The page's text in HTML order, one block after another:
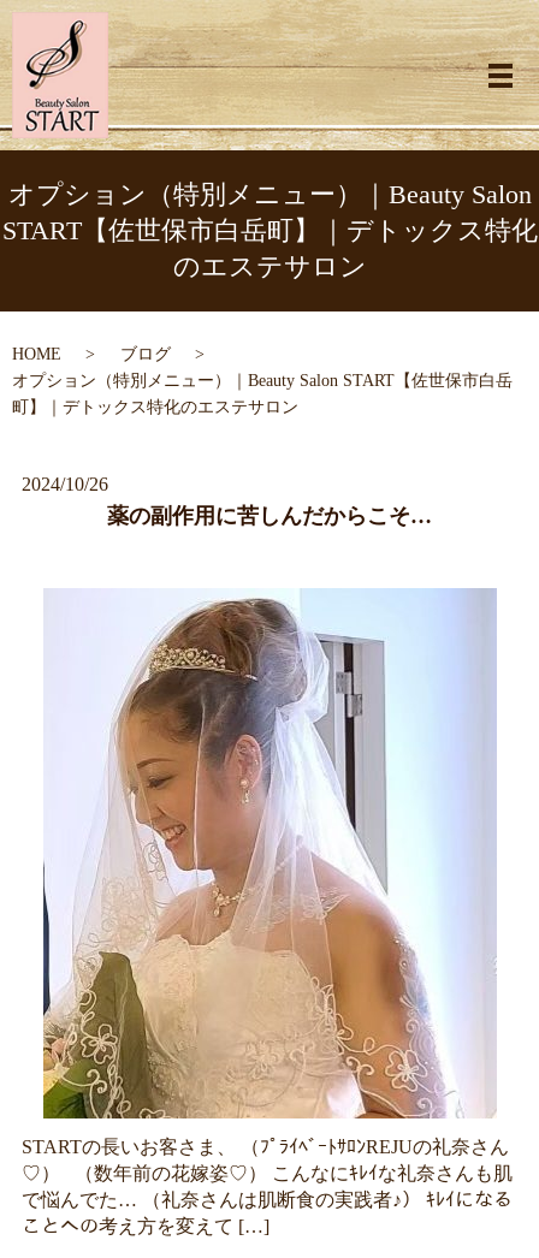
メ
オプション（特別メニュー）｜Beauty Salon
START【佐世保市白岳町】｜デトックス特化
のエステサロン
HOME
ブログ
オプション（特別メニュー）｜Beauty Salon START【佐世保市白岳
町】｜デトックス特化のエステサロン
2024/10/26
薬の副作用に苦しんだからこそ…
STARTの長いお客さま、 （ﾌﾟﾗｲﾍﾞｰﾄｻﾛﾝREJUの礼奈さん
♡） （数年前の花嫁姿♡） こんなにｷﾚｲな礼奈さんも肌
で悩んでた… （礼奈さんは肌断食の実践者♪） ｷﾚｲになる
ことへの考え方を変えて […]